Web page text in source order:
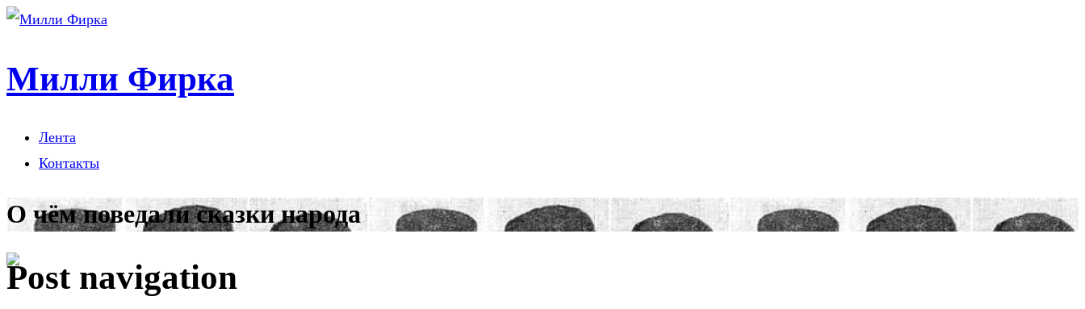
Милли Фирка
Лента
Контакты
О чём поведали сказки народа
Post navigation